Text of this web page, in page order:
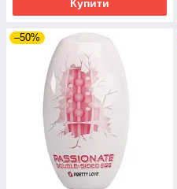
Купити
–50%